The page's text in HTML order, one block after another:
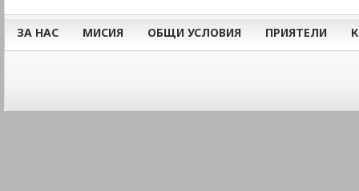
ЗА НАС МИСИЯ ОБЩИ УСЛОВИЯ ПРИЯТЕЛИ